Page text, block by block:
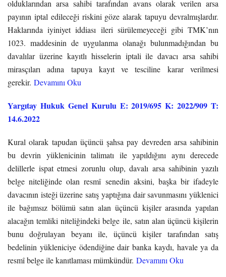
olduklarından arsa sahibi tarafından avans olarak verilen arsa
payının iptal edileceği riskini göze alarak tapuyu devralmışlardır.
Haklarında iyiniyet iddiası ileri sürülemeyeceği gibi TMK’nın
1023. maddesinin de uygulanma olanağı bulunmadığından bu
davalılar üzerine kayıtlı hisselerin iptali ile davacı arsa sahibi
mirasçıları adına tapuya kayıt ve tesciline karar verilmesi
gerekir. Devamını Oku
Yargıtay Hukuk Genel Kurulu E: 2019/695 K: 2022/909 T:
14.6.2022
Kural olarak tapudan üçüncü şahsa pay devreden arsa sahibinin
bu devrin yüklenicinin talimatı ile yapıldığını aynı derecede
delillerle ispat etmesi zorunlu olup, davalı arsa sahibinin yazılı
belge niteliğinde olan resmî senedin aksini, başka bir ifadeyle
davacının isteği üzerine satış yaptığına dair savunmasını yüklenici
ile bağımsız bölümü satın alan üçüncü kişiler arasında yapılan
alacağın temliki niteliğindeki belge ile, satın alan üçüncü kişilerin
bunu doğrulayan beyanı ile, üçüncü kişiler tarafından satış
bedelinin yükleniciye ödendiğine dair banka kaydı, havale ya da
resmî belge ile kanıtlaması mümkündür. Devamını Oku